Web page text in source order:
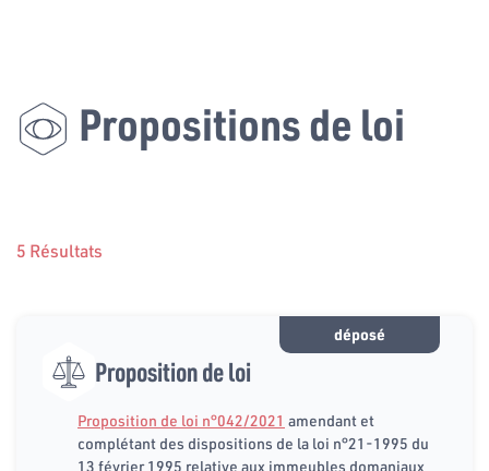
Propositions de loi
5 Résultats
déposé
Proposition de loi
Proposition de loi n°042/2021 amendant et
complétant des dispositions de la loi n°21-1995 du
13 février 1995 relative aux immeubles domaniaux